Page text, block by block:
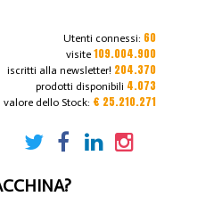
Utenti connessi: 60
visite 109.004.900
iscritti alla newsletter! 204.370
prodotti disponibili 4.073
valore dello Stock: € 25.210.271